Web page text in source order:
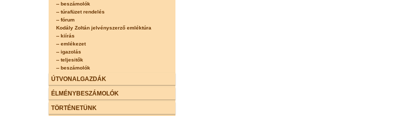
-- beszámolók
-- túrafüzet rendelés
-- fórum
Kodály Zoltán jelvényszerző emléktúra
-- kiírás
-- emlékezet
-- igazolás
-- teljesitők
-- beszámolók
ÚTVONALGAZDÁK
ÉLMÉNYBESZÁMOLÓK
TÖRTÉNETÜNK